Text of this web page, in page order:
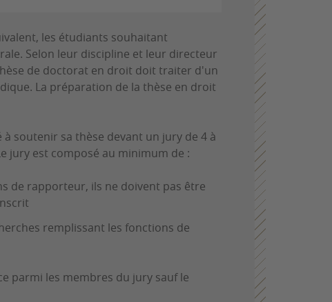
les étudiants souhaitant
Selon leur discipline et leur directeur
de doctorat en droit doit traiter d'un
La préparation de la thèse en droit
soutenir sa thèse devant un jury de 4 à
jury est composé au minimum de :
de rapporteur, ils ne doivent pas être
remplissant les fonctions de
parmi les membres du jury sauf le